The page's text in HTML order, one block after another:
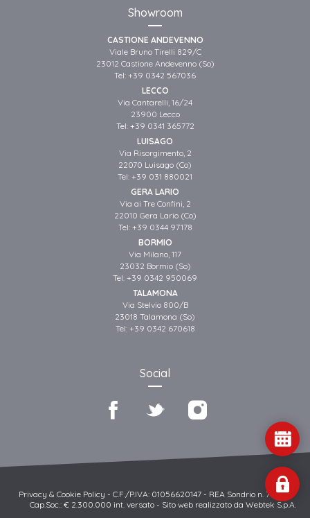
Showroom
CASTIONE ANDEVENNO
Viale Bruno Tirelli 829/C
23012 Castione Andevenno (So)
Tel: +39 0342 567036
LECCO
Via Cantarelli, 16/24
23900 Lecco
Tel: +39 0341 365772
LUISAGO
Via Risorgimento, 2
22070 Luisago (Co)
Tel: +39 031 880021
GERA LARIO
Via ai Tre Confini, 2
22010 Gera Lario (Co)
Tel: +39 0344 97178
BORMIO
Via Milano, 117
23032 Bormio (So)
Tel: +39 0342 950069
TALAMONA
Via Stelvio 800/B
23018 Talamona (So)
Tel: +39 0342 670618
Social
Privacy & Cookie Policy - C.F./P.IVA: 01056620147 - REA Sondrio n. 79392 -
Cap.Soc.: € 2.300.000 int. versato - Sito web realizzato da Webtek S.p.A.